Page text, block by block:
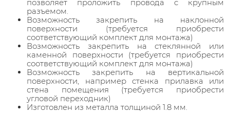
позволяет проложить провода с крупным
разъемом.
Возможность закрепить на наклонной
поверхности (требуется приобрести
соответствующий комплект для монтажа)
Возможность закрепить на стеклянной или
каменной поверхности (требуется приобрести
соответствующий комплект для монтажа)
Возможность закрепить на вертикальной
поверхности, например стенка прилавка или
стена помещения (требуется приобрести
угловой переходник)
Изготовлен из металла толщиной 1.8 мм.